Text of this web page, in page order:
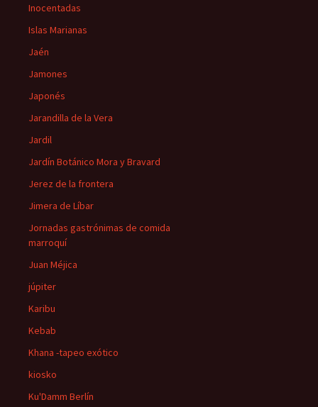
Inocentadas
Islas Marianas
Jaén
Jamones
Japonés
Jarandilla de la Vera
Jardil
Jardín Botánico Mora y Bravard
Jerez de la frontera
Jimera de Líbar
Jornadas gastrónimas de comida
marroquí
Juan Méjica
júpiter
Karibu
Kebab
Khana -tapeo exótico
kiosko
Ku'Damm Berlín